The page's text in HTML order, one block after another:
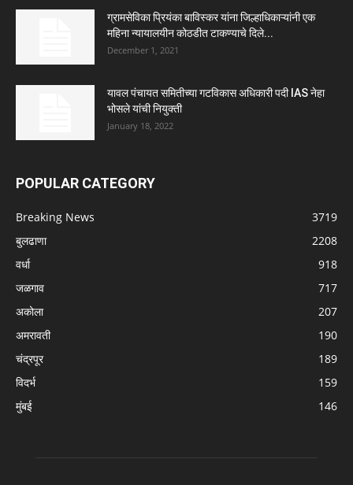
ग्रामसेविका प्रियंका बाविस्कर यांना जिल्हाधिकाऱ्यांनी एक
महिना न्यायालयीन कोठडीत टाकण्याचे दिले...
December 1, 2021
यावल पंचायत समितीच्या गटविकास अधिकारी पदी IAS नेहा
भोसले यांची नियुक्ती
January 18, 2022
POPULAR CATEGORY
Breaking News
3719
बुलढाणा
2208
वर्धा
918
जळगाव
717
अकोला
207
अमरावती
190
चंद्रपूर
189
विदर्भ
159
मुंबई
146